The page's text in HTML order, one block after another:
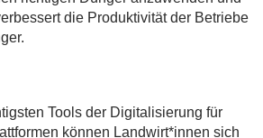
die Produktivität der Betriebe
Tools der Digitalisierung für
können Landwirt*innen sich